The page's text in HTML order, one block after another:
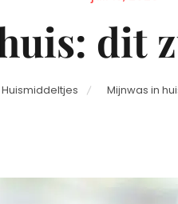
dit
Huismiddeltjes Mijnwas in